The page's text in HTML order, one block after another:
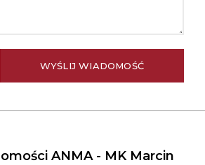
ANMA - MK Marcin